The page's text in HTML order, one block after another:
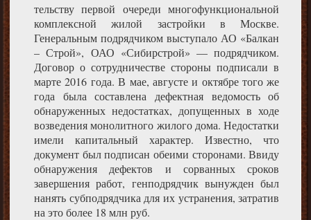
тельству первой очереди многофункциональной
комплексной жилой застройки в Москве.
Генеральным подрядчиком выступало АО «Балкан
– Строй», ОАО «Сибирстрой» — подрядчиком.
Договор о сотрудничестве стороны подписали в
марте 2016 года. В мае, августе и октябре того же
года была составлена дефектная ведомость об
обнаруженных недостатках, допущенных в ходе
возведения монолитного жилого дома. Недостатки
имели капитальный характер. Известно, что
документ был подписан обеими сторонами. Ввиду
обнаружения дефектов и сорванных сроков
завершения работ, генподрядчик вынужден был
нанять субподрядчика для их устранения, затратив
на это более 18 млн руб.